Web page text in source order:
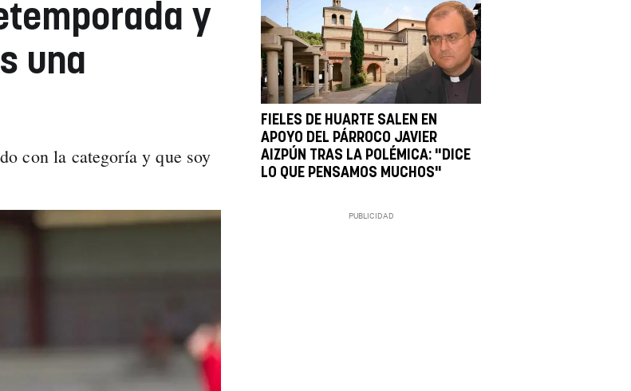
y
una
con la categoría y que soy
FIELES DE HUARTE SALEN EN
APOYO DEL PÁRROCO JAVIER
AIZPÚN TRAS LA POLÉMICA: "DICE
LO QUE PENSAMOS MUCHOS"